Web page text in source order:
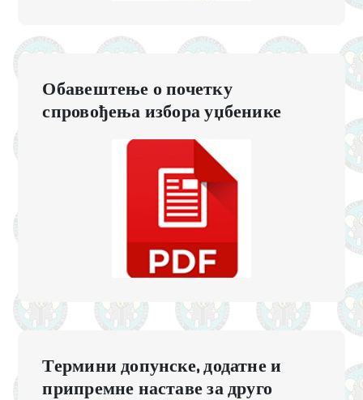
Обавештење о почетку
спровођења избора уџбенике
Термини допунске, додатне и
припремне наставе за друго